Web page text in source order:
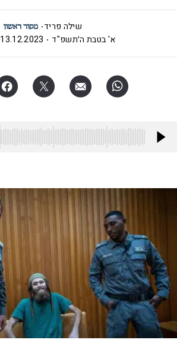
שילה פריד
א' בטבת ה׳תשפ"ד
13.12.2023 | 12:46